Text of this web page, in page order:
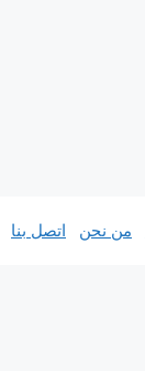
من نحن اتصل بنا